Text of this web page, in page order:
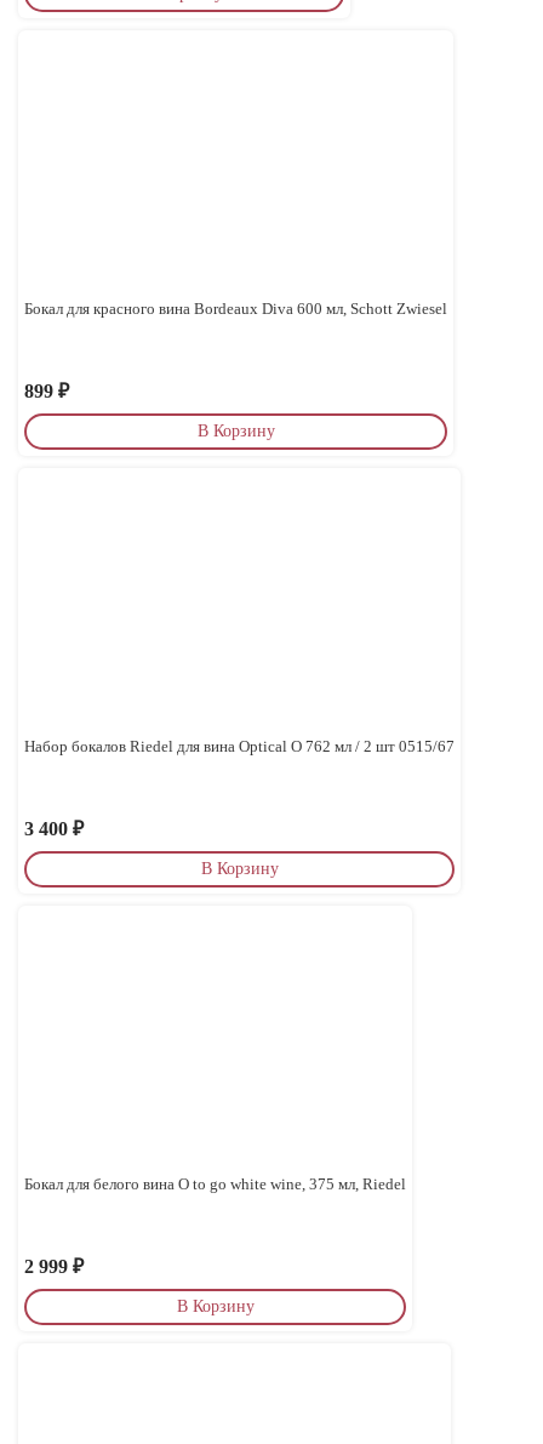
Бокал для красного вина Bordeaux Diva 600 мл, Schott Zwiesel
899 ₽
В Корзину
Набор бокалов Riedel для вина Optical O 762 мл / 2 шт 0515/67
3 400 ₽
В Корзину
Бокал для белого вина O to go white wine, 375 мл, Riedel
2 999 ₽
В Корзину